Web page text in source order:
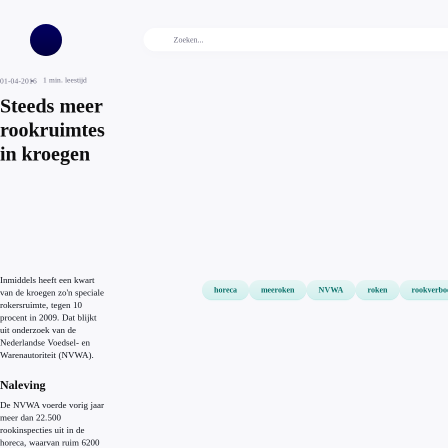
01-04-2016 1 min. leestijd
Steeds meer
rookruimtes
in kroegen
Inmiddels heeft een kwart
van de kroegen zo'n speciale
rokersruimte, tegen 10
procent in 2009. Dat blijkt
uit onderzoek van de
Nederlandse Voedsel- en
Warenautoriteit (NVWA).
Naleving
De NVWA voerde vorig jaar
meer dan 22.500
rookinspecties uit in de
horeca, waarvan ruim 6200
horeca meeroken NVWA roken